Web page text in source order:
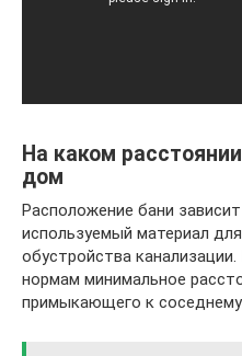
На каком
дом
Расположение бани
используемый материал
обустройства
нормам минимальное
примыкающего к соседнему